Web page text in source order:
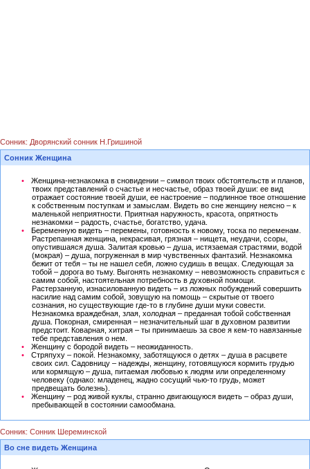
Сонник: Дворянский сонник Н.Гришиной
Сонник Женщина
Женщина-незнакомка в сновидении – символ твоих обстоятельств и планов,
твоих представлений о счастье и несчастье, образ твоей души: ее вид
отражает состояние твоей души, ее настроение – подлинное твое отношение
к собственным поступкам и замыслам. Видеть во сне женщину неясно – к
маленькой неприятности. Приятная наружность, красота, опрятность
незнакомки – радость, счастье, богатство, удача.
Беременную видеть – перемены, готовность к новому, тоска по переменам.
Растрепанная женщина, некрасивая, грязная – нищета, неудачи, ссоры,
опустившаяся душа. Залитая кровью – душа, истязаемая страстями, водой
(мокрая) – душа, погруженная в мир чувственных фантазий. Незнакомка
бежит от тебя – ты не нашел себя, ложно судишь в вещах. Следующая за
тобой – дорога во тьму. Выгонять незнакомку – невозможность справиться с
самим собой, настоятельная потребность в духовной помощи.
Растерзанную, изнасилованную видеть – из ложных побуждений совершить
насилие над самим собой, зовущую на помощь – скрытые от твоего
сознания, но существующие где-то в глубине души муки совести.
Незнакомка враждебная, злая, холодная – преданная тобой собственная
душа. Покорная, смиренная – незначительный шаг в духовном развитии
предстоит. Коварная, хитрая – ты принимаешь за свое я кем-то навязанные
тебе представления о нем.
Женщину с бородой видеть – неожиданность.
Стряпуху – покой. Незнакомку, заботящуюся о детях – душа в расцвете
своих сил. Садовницу – надежды, женщину, готовящуюся кормить грудью
или кормящую – душа, питаемая любовью к людям или определенному
человеку (однако: младенец, жадно сосущий чью-то грудь, может
предвещать болезнь).
Женщину – род живой куклы, странно двигающуюся видеть – образ души,
пребывающей в состоянии самообмана.
Сонник: Сонник Шереминской
Во сне видеть Женщина